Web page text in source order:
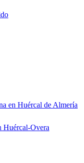
en Huércal de Almería
Huércal-Overa